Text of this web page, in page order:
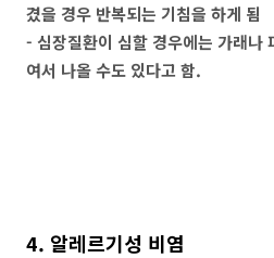
겼을 경우 반복되는 기침을 하게 됨
- 심장질환이 심할 경우에는 가래나
여서 나올 수도 있다고 함.
4. 알레르기성 비염